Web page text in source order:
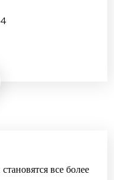
все более